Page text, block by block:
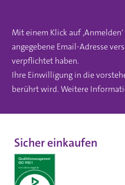
Mit einem Klick auf
angegebene Email-Adresse
verpflichtet haben.
Ihre Einwilligung in die
berührt wird. Weitere
Sicher einkaufen